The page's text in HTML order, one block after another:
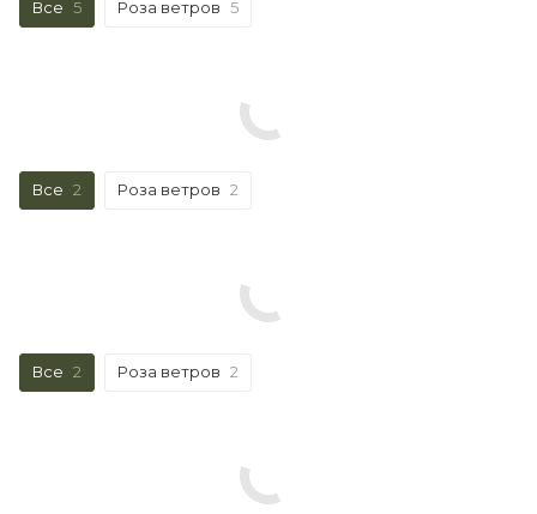
Все 5 Роза ветров 5
Все 2 Роза ветров 2
Все 2 Роза ветров 2